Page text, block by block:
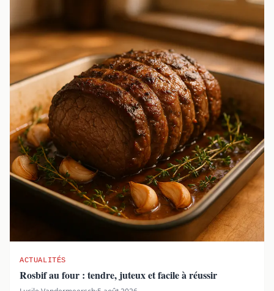
ACTUALITÉS
Rosbif au four : tendre, juteux et facile à réussir